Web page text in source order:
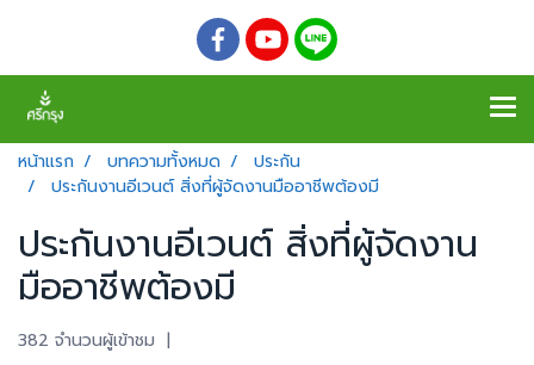
หน้าแรก บทความทั้งหมด
ประกัน
ประกันงานอีเวนต์ สิ่งที่ผู้จัดงานมืออาชีพต้องมี
ประกันงานอีเวนต์ สิ่งที่ผู้จัดงาน
มืออาชีพต้องมี
382 จำนวนผู้เข้าชม |